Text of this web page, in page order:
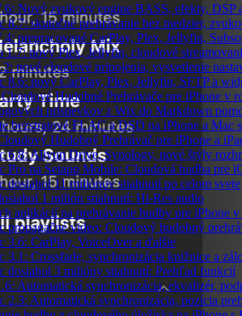
Nový zvukový engine BASS, efekty, DSP
8.7: skutočné prehrávanie bez medzier,
prepracované CarPlay, Plex, Jellyfin,
1.7: nový Plex, Jellyfin, cloudové
nové cloudové pripojenia, vysvetlenie
8.6: nový CarPlay, Plex, Jellyfin, SFTP a
Hudobné Prehrávače pre iPhone v
príspevkov z Wix do Markdown
bezstratové FLAC a DSD na iPhone a Mac
Hudobný Prehrávač pre iPhone a
6.8: Aliyun Drive, Synology, nové štýly
Pro na Setapp Mobile: Cloudová hudba pre
dosiahol 11 miliónov stiahnutí po celom svete
1 milión stiahnutí: Hi-Res audio
aplikácií na prehrávanie hudby pre iPhone
propagačné video: Cloudový hudobný
3.6: CarPlay, VoiceOver a ďalšie
3.1: Crossfade, synchronizácia knižnice a
dosiahol 3 milióny stiahnutí: Prehľad funkcií
Automatická synchronizácia, ekvalizér,
2.3: Automatická synchronizácia, pozícia